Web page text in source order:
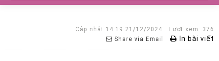
Cập nhật 14:19 21/12/2024
Lượt xem: 376
Share via Email
In bài viết